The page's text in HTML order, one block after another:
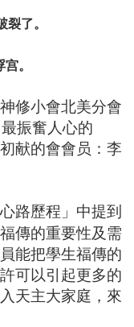
了。
。
修小會北美分會
振奮人心的
献的會會员：李
路歷程」中提到
傳的重要性及需
能把學生福傳的
可以引起更多的
天主大家庭，來